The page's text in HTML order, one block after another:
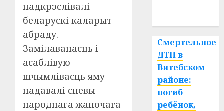
падкрэслівалі
беларускі каларыт
абраду.
Замілаванасць і
асаблівую
шчымлівасць яму
надавалі спевы
народнага жаночага
Смертельное
ДТП в
Витебском
районе:
погиб
ребёнок,